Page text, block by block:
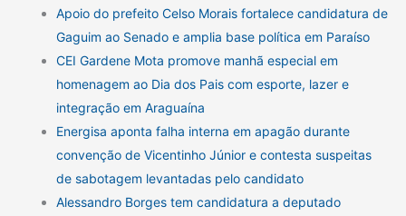
Apoio do prefeito Celso Morais fortalece candidatura de
Gaguim ao Senado e amplia base política em Paraíso
CEI Gardene Mota promove manhã especial em
homenagem ao Dia dos Pais com esporte, lazer e
integração em Araguaína
Energisa aponta falha interna em apagão durante
convenção de Vicentinho Júnior e contesta suspeitas
de sabotagem levantadas pelo candidato
Alessandro Borges tem candidatura a deputado